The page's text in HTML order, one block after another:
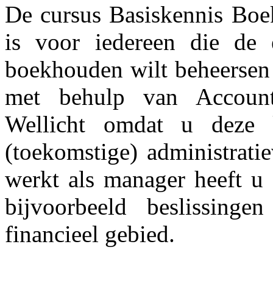
De cursus Basiskennis
is voor iedereen die de
boekhouden wilt
met behulp van
Wellicht omdat u
(toekomstige)
werkt als manager heeft
bijvoorbeeld
financieel gebied.